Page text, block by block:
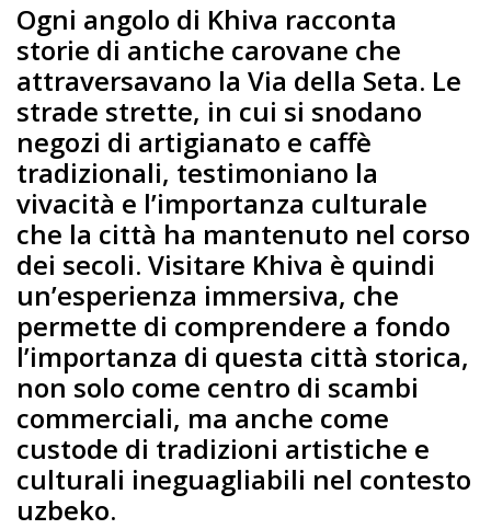
Ogni angolo di Khiva racconta
storie di antiche carovane che
attraversavano la Via della Seta. Le
strade strette, in cui si snodano
negozi di artigianato e caffè
tradizionali, testimoniano la
vivacità e l’importanza culturale
che la città ha mantenuto nel corso
dei secoli. Visitare Khiva è quindi
un’esperienza immersiva, che
permette di comprendere a fondo
l’importanza di questa città storica,
non solo come centro di scambi
commerciali, ma anche come
custode di tradizioni artistiche e
culturali ineguagliabili nel contesto
uzbeko.